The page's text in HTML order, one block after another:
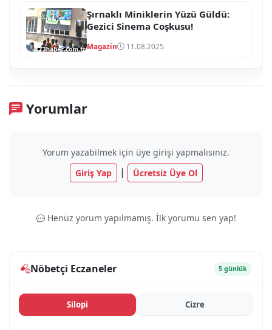
Şırnaklı Miniklerin Yüzü Güldü:
Gezici Sinema Coşkusu!
Magazin 11.08.2025
Yorumlar
Yorum yazabilmek için üye girişi yapmalısınız.
Giriş Yap
| Ücretsiz Üye Ol
Henüz yorum yapılmamış. İlk yorumu sen yap!
Nöbetçi Eczaneler 5 günlük
Si̇lopi̇ Ci̇zre